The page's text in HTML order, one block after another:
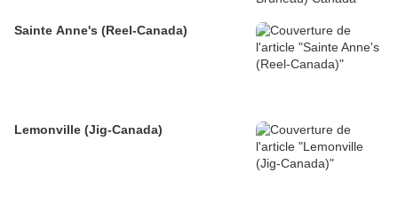
Sainte Anne's (Reel-Canada)
Lemonville (Jig-Canada)